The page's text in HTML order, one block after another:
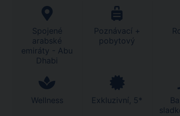
Spojené
arabské
emiráty - Abu
Dhabi
Poznávací +
pobytový
Wellness Exkluzivní, 5*